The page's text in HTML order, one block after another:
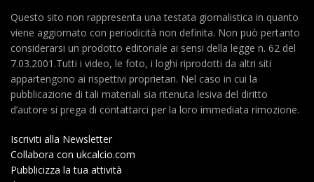
Questo sito non rappresenta una testata giornalistica in quanto
viene aggiornato con periodicità non definita. Non può pertanto
considerarsi un prodotto editoriale ai sensi della legge n. 62 del
7.03.2001.Tutti i video, le foto, i loghi riprodotti da altri siti
appartengono ai rispettivi proprietari. Nel caso in cui la
pubblicazione di tali materiali sia ritenuta lesiva del diritto
d’autore si prega di contattarci per la loro immediata rimozione.
Iscriviti alla Newsletter
Collabora con ukcalcio.com
Pubblicizza la tua attività